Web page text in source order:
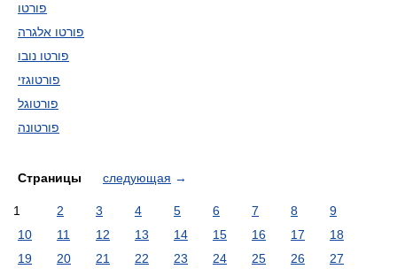
פורטו
פורטו אלגרה
פורטו נובו
פורטוגזי
פורטוגל
פורטונה
Страницы следующая →
1 2 3 4 5 6 7 8
9
10
11 12 13 14 15 16 17
18
19
20 21 22 23 24 25 26 27